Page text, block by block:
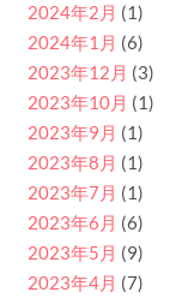
2024年2月 (1)
2024年1月 (6)
2023年12月 (3)
2023年10月 (1)
2023年9月 (1)
2023年8月 (1)
2023年7月 (1)
2023年6月 (6)
2023年5月 (9)
2023年4月 (7)